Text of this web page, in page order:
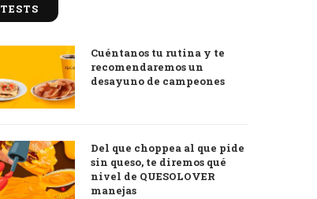
TESTS
Cuéntanos tu rutina y te
recomendaremos un
desayuno de campeones
Del que choppea al que pide
sin queso, te diremos qué
nivel de QUESOLOVER
manejas